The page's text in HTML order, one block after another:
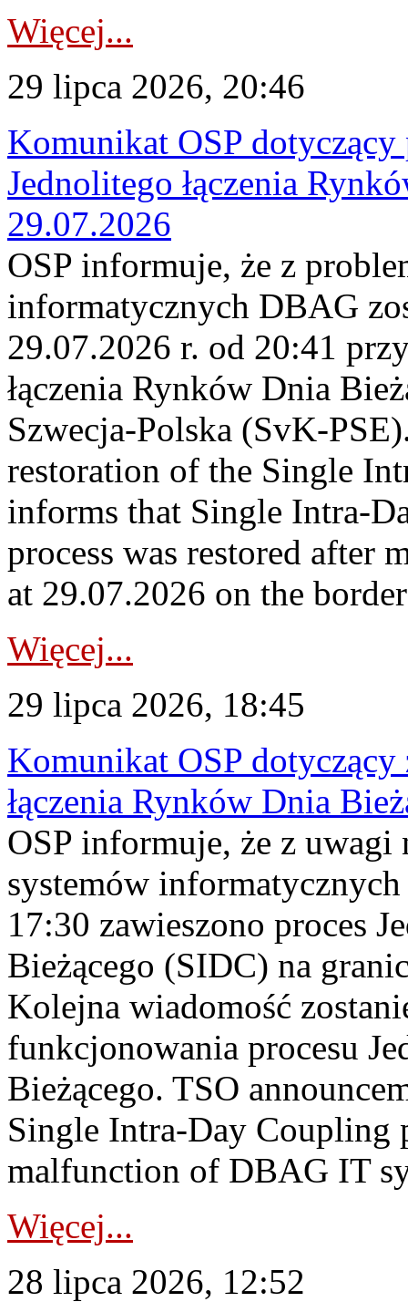
Więcej...
29 lipca 2026, 20:46
Komunikat OSP
Jednolitego łączenia
29.07.2026
OSP informuje, że z
informatycznych DBAG
29.07.2026 r. od 20:41
łączenia Rynków Dnia
Szwecja-Polska (SvK-
restoration of the Single
informs that Single Intra-
process was restored after
at 29.07.2026 on the
Więcej...
29 lipca 2026, 18:45
Komunikat OSP dotyczący
łączenia Rynków Dnia
OSP informuje, że z uwagi
systemów
17:30 zawieszono proces
Bieżącego (SIDC) na
Kolejna wiadomość
funkcjonowania procesu
Bieżącego. TSO
Single Intra-Day Coupling
malfunction of DBAG IT
Więcej...
28 lipca 2026, 12:52